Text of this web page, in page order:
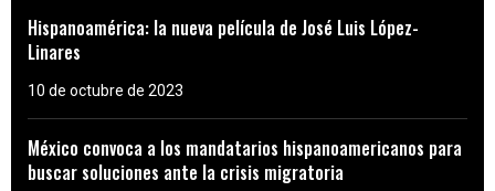
Hispanoamérica: la nueva película de José Luis López-
Linares
10 de octubre de 2023
México convoca a los mandatarios hispanoamericanos para
buscar soluciones ante la crisis migratoria